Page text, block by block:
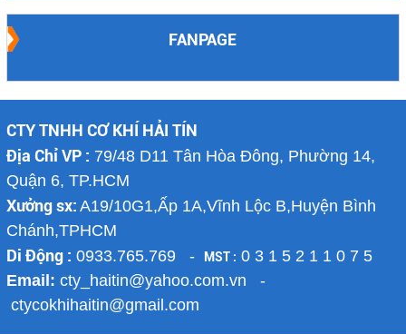
FANPAGE
CTY TNHH CƠ KHÍ HẢI TÍN
Địa Chỉ VP : 79/48 D11 Tân Hòa Đông, Phường 14,
Quận 6, TP.HCM
Xưởng sx: A19/10G1,Ấp 1A,Vĩnh Lộc B,Huyện Bình
Chánh,TPHCM
Di Động : 0933.765.769 - MST : 0 3 1 5 2 1 1 0 7 5
Email: cty_haitin@yahoo.com.vn -
ctycokhihaitin@gmail.com